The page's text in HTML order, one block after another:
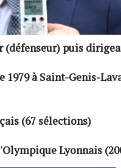
(défenseur) puis
1979 à Saint-Genis-
(67 sélections)
Lyonnais